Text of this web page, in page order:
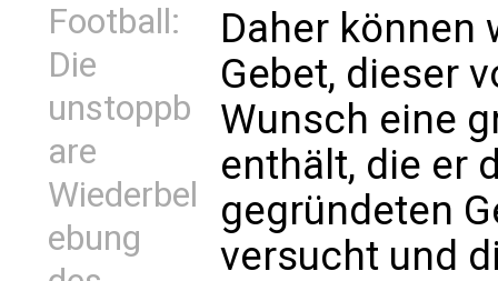
Football:
Die
unstoppb
are
Wiederbel
ebung
Daher können
Gebet, dieser
Wunsch eine
enthält, die er
gegründeten
versucht und